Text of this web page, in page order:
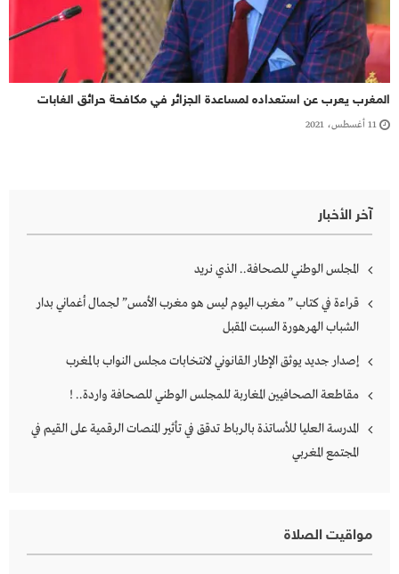
المغرب يعرب عن استعداده لمساعدة الجزائر في مكافحة حرائق الغابات
11 أغسطس، 2021
آخر الأخبار
المجلس الوطني للصحافة.. الذي نريد
قراءة في كتاب ” مغرب اليوم ليس هو مغرب الأمس” لجمال أغماني بدار
الشباب الهرهورة السبت المقبل
إصدار جديد يوثق الإطار القانوني لانتخابات مجلس النواب بالمغرب
مقاطعة الصحافيين المغاربة للمجلس الوطني للصحافة واردة.. !
المدرسة العليا للأساتذة بالرباط تدقق في تأثير المنصات الرقمية على القيم في
المجتمع المغربي
مواقيت الصلاة